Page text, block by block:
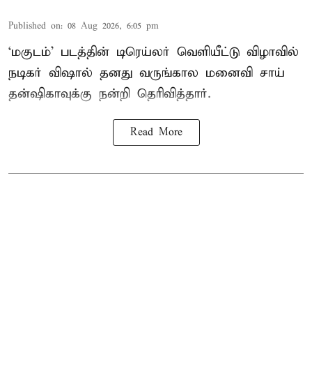
Published on: 08 Aug 2026, 6:05 pm
‘மகுடம்’ படத்தின் டிரெய்லர் வெளியீட்டு விழாவில்
நடிகர் விஷால் தனது வருங்கால மனைவி சாய்
தன்ஷிகாவுக்கு நன்றி தெரிவித்தார்.
Read More